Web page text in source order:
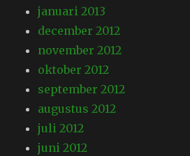
januari 2013
december 2012
november 2012
oktober 2012
september 2012
augustus 2012
juli 2012
juni 2012